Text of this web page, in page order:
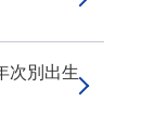
次別出生